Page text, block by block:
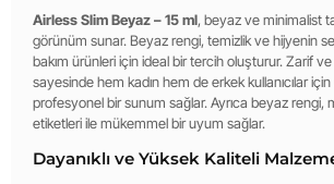
Airless Slim Beyaz – 15 ml, beyaz ve minimalist
görünüm sunar. Beyaz rengi, temizlik ve hijyenin
bakım ürünleri için ideal bir tercih oluşturur. Zarif ve
sayesinde hem kadın hem de erkek kullanıcılar
profesyonel bir sunum sağlar. Ayrıca beyaz rengi,
etiketleri ile mükemmel bir uyum sağlar.
Dayanıklı ve Yüksek Kaliteli